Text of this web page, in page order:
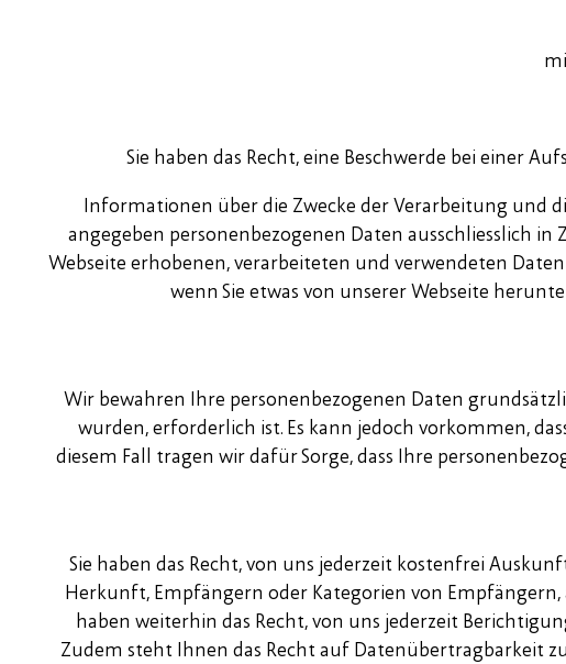
Sie haben das Recht, eine Beschwerde bei einer
Informationen über die Zwecke der Verarbeitung und
angegeben personenbezogenen Daten ausschliesslich
Webseite erhobenen, verarbeiteten und verwendeten
wenn Sie etwas von unserer Webseite
Wir bewahren Ihre personenbezogenen Daten
wurden, erforderlich ist. Es kann jedoch vorkommen,
diesem Fall tragen wir dafür Sorge, dass Ihre
Sie haben das Recht, von uns jederzeit kostenfrei
Herkunft, Empfängern oder Kategorien von Empfängern,
haben weiterhin das Recht, von uns jederzeit
Zudem steht Ihnen das Recht auf Datenübertragbarkeit